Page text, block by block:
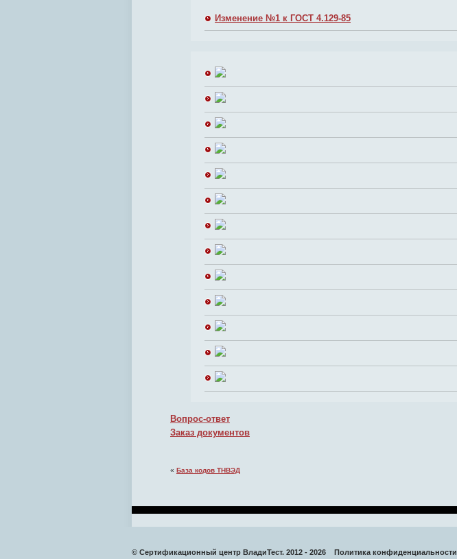
Изменение №1 к ГОСТ 4.129-85
Вопрос-ответ
Заказ документов
« База кодов ТНВЭД
© Сертификационный центр ВладиТест. 2012 - 2026 Политика конфиденциальности